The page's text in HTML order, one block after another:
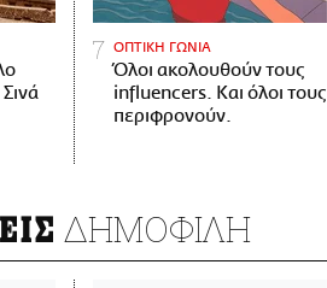
ΟΠΤΙΚΗ ΓΩΝΙΑ
Όλοι ακολουθούν τους
influencers. Και όλοι τους
περιφρονούν.
ΔΗΜΟΦΙΛΗ